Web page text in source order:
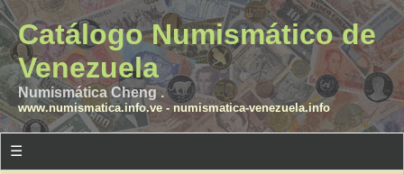
Catálogo Numismático de
Venezuela
Numismática Cheng .
www.numismatica.info.ve- numismatica-venezuela.info
☰